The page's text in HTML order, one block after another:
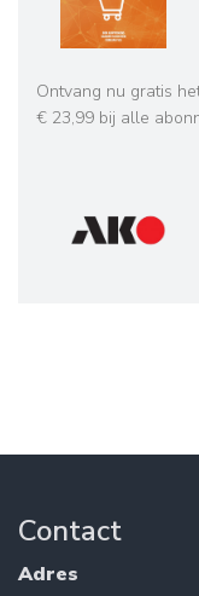
Ontvang nu gratis
€ 23,99 bij alle
Contact
Adres